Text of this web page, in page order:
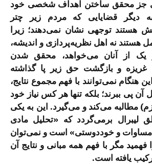
جز محقق ساختن اهداف شخصی خود
دیگر قضایایی که مردم زیر چتر
هستند توجهی نشان نمی‌دهند؛ زیرا
نه اهل نظریه‌پردازی و اندیشه،
یک از آنان می‌خواهد، محقق شدن
غریزه و بازگشت حق زیر پا گذاشته
نمی‌توانند با فهم مجموع نتایج،
آن پی ببرند؛ بلکه تنها هر کس نیاز خود
مطالبه می‌کند و می‌گیرد. این به یکی
لیبرال برمی‌گردد که «تحلیل مادی
مساوات و خوددوستی» است و نمی‌توان
فهمید مگر با فهم همه مبانی و نتایج آن
یافته است.